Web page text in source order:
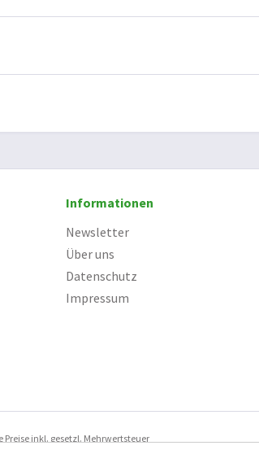
Informationen
Newsletter
Über uns
Datenschutz
Impressum
Preise inkl. gesetzl. Mehrwertsteuer